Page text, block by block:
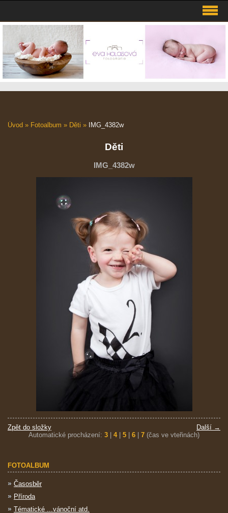
Úvod » Fotoalbum » Děti » IMG_4382w
Děti
IMG_4382w
Další →
Zpět do složky
Automatické procházení: 3 4| 5 6 7 (čas ve vteřinách)
FOTOALBUM
Časosběr
Příroda
Tématické ...vánoční atd.